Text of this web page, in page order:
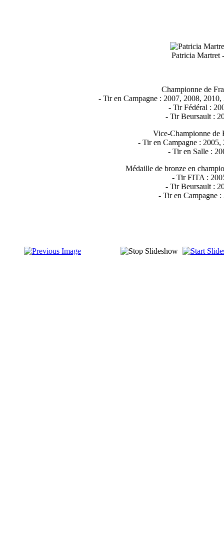
Patricia Martret -
Championne de
- Tir en Campagne : 2007, 2008,
- Tir Fédéral :
- Tir Beursault :
Vice-Championne de
- Tir en Campagne : 2005,
- Tir en Salle :
Médaille de bronze en
- Tir FITA :
- Tir Beursault :
- Tir en Campagne :